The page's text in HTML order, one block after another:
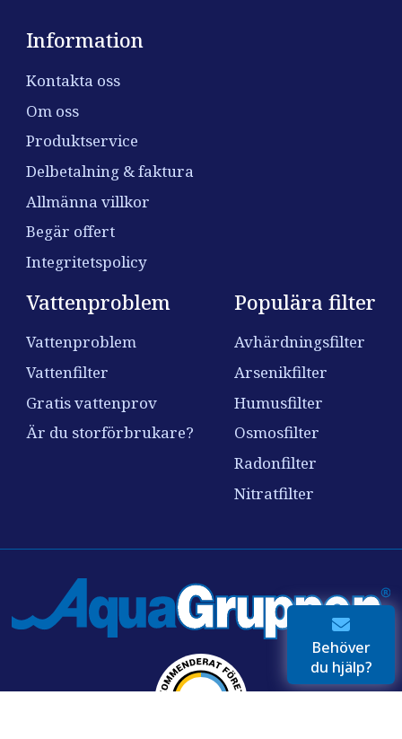
Information
Kontakta oss
Om oss
Produktservice
Delbetalning & faktura
Allmänna villkor
Begär offert
Integritetspolicy
Vattenproblem
Vattenproblem
Vattenfilter
Gratis vattenprov
Är du storförbrukare?
Populära filter
Avhärdningsfilter
Arsenikfilter
Humusfilter
Osmosfilter
Radonfilter
Nitratfilter
Behöver
du hjälp?